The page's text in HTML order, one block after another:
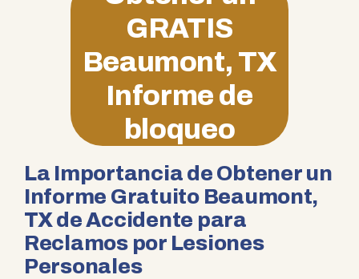
GRATIS
Beaumont, TX
Informe de
bloqueo
La Importancia de Obtener un
Informe Gratuito Beaumont,
TX de Accidente para
Reclamos por Lesiones
Personales